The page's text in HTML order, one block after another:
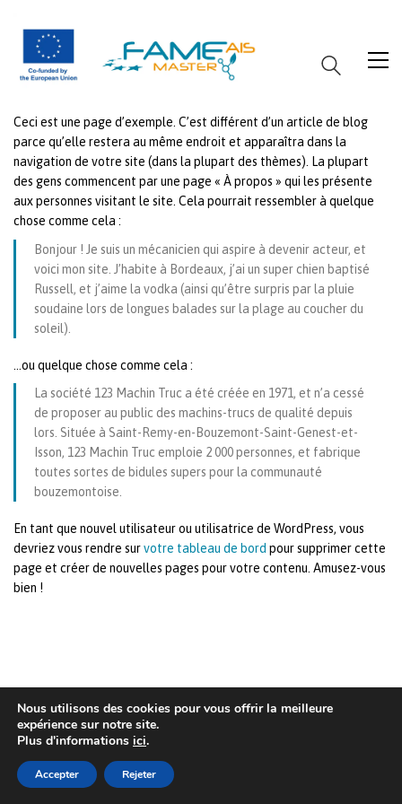
Ceci est une page d’exemple. C’est différent d’un article de blog
parce qu’elle restera au même endroit et apparaîtra dans la
navigation de votre site (dans la plupart des thèmes). La plupart
des gens commencent par une page « À propos » qui les présente
aux personnes visitant le site. Cela pourrait ressembler à quelque
chose comme cela :
Bonjour ! Je suis un mécanicien qui aspire à devenir acteur, et
voici mon site. J’habite à Bordeaux, j’ai un super chien baptisé
Russell, et j’aime la vodka (ainsi qu’être surpris par la pluie
soudaine lors de longues balades sur la plage au coucher du
soleil).
…ou quelque chose comme cela :
La société 123 Machin Truc a été créée en 1971, et n’a cessé
de proposer au public des machins-trucs de qualité depuis
lors. Située à Saint-Remy-en-Bouzemont-Saint-Genest-et-
Isson, 123 Machin Truc emploie 2 000 personnes, et fabrique
toutes sortes de bidules supers pour la communauté
bouzemontoise.
En tant que nouvel utilisateur ou utilisatrice de WordPress, vous
devriez vous rendre survotre tableau de bord pour supprimer cette
page et créer de nouvelles pages pour votre contenu. Amusez-vous
bien !
&nbsp;
&nbsp;
&nbsp;
Privacy Statement| © Copyright 2022 Fame
Nous utilisons des cookies pour vous offrir la meilleure
expérience sur notre site.
Plus d'informations ici.
Accepter Rejeter